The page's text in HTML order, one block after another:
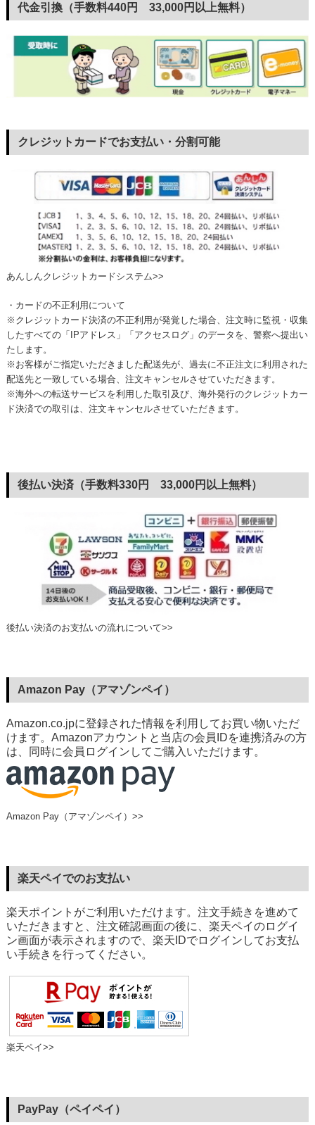
代金引換（手数料440円 33,000円以上無料）
クレジットカードでお支払い・分割可能
あんしんクレジットカードシステム>>
・カードの不正利用について
※クレジットカード決済の不正利用が発覚した場合、注文時に監視・収集
したすべての「IPアドレス」「アクセスログ」のデータを、警察へ提出い
たします。
※お客様がご指定いただきました配送先が、過去に不正注文に利用された
配送先と一致している場合、注文キャンセルさせていただきます。
※海外への転送サービスを利用した取引及び、海外発行のクレジットカー
ド決済での取引は、注文キャンセルさせていただきます。
後払い決済（手数料330円 33,000円以上無料）
後払い決済のお支払いの流れについて>>
Amazon Pay（アマゾンペイ）
Amazon.co.jpに登録された情報を利用してお買い物いただ
けます。Amazonアカウントと当店の会員IDを連携済みの方
は、同時に会員ログインしてご購入いただけます。
Amazon Pay（アマゾンペイ）>>
楽天ペイでのお支払い
楽天ポイントがご利用いただけます。注文手続きを進めて
いただきますと、注文確認画面の後に、楽天ペイのログイ
ン画面が表示されますので、楽天IDでログインしてお支払
い手続きを行ってください。
楽天ペイ>>
PayPay（ペイペイ）